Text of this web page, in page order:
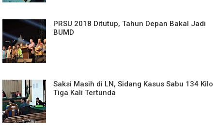
PRSU 2018 Ditutup, Tahun Depan Bakal Jadi
BUMD
Saksi Masih di LN, Sidang Kasus Sabu 134 Kilo
Tiga Kali Tertunda